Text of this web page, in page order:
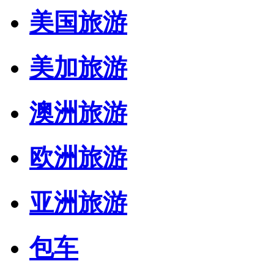
美国旅游
美加旅游
澳洲旅游
欧洲旅游
亚洲旅游
包车